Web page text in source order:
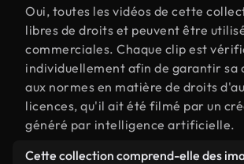
Oui, toutes les vidéos de cette
libres de droits et peuvent être
commerciales. Chaque clip est
individuellement afin de garantir sa
aux normes en matière de droits
licences, qu'il ait été filmé par un
généré par intelligence artificielle.
Cette collection comprend-elle des